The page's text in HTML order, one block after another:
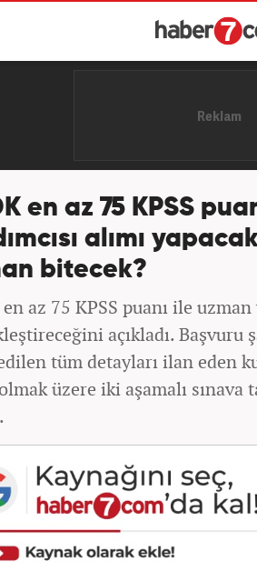
en az 75 KPSS
alımı
bitecek?
az 75 KPSS puanı ile uzman
açıkladı. Başvuru
tüm detayları ilan eden
üzere iki aşamalı